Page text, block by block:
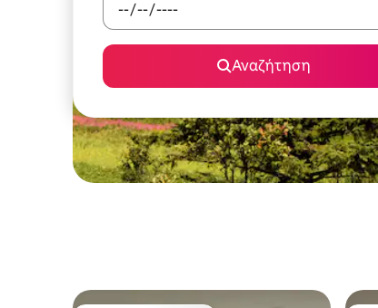
Αναζήτηση